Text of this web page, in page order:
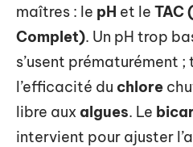
maîtres : le pH et le TAC
Complet). Un pH trop
s’usent prématurément
l’efficacité du chlore
libre aux algues. Le
intervient pour ajuster